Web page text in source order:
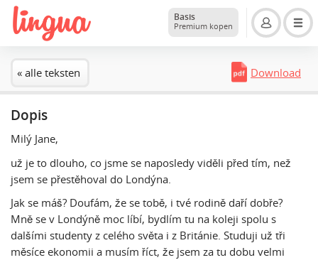
Basis
Premium kopen
« alle teksten Download
Dopis
Milý Jane,
už je to dlouho, co jsme se naposledy viděli před tím, než
jsem se přestěhoval do Londýna.
Jak se máš? Doufám, že se tobě, i tvé rodině daří dobře?
Mně se v Londýně moc líbí, bydlím tu na koleji spolu s
dalšími studenty z celého světa i z Británie. Studuji už tři
měsíce ekonomii a musím říct, že jsem za tu dobu velmi